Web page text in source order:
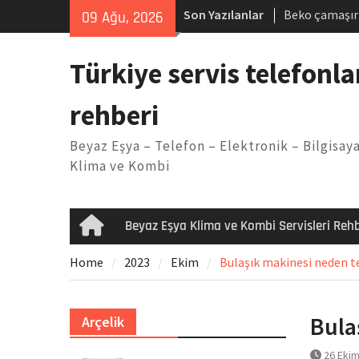
09 Ağu, 2026 Son Yazılanlar
Beko
Demirdöküm
Arızası
Türkiye servis
rehberi
Beyaz Eşya – Telefon – Elektronik –
Klima ve Kombi
HomeBeyaz Eşya Klima ve Kombi Servisleri
Home 2023 Ekim Bulaşık makinesi neden
26
Arçelik